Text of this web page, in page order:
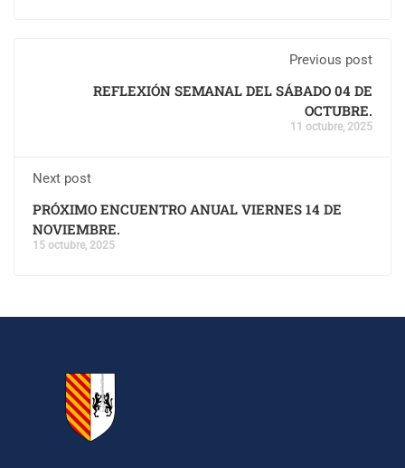
Previous post
REFLEXIÓN SEMANAL DEL SÁBADO 04 DE
OCTUBRE.
11 octubre, 2025
Next post
PRÓXIMO ENCUENTRO ANUAL VIERNES 14 DE
NOVIEMBRE.
15 octubre, 2025